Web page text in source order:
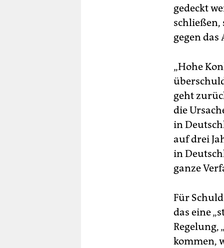
gedeckt
schließen,
gegen
„Hohe
geht
die
in
auf drei
in
ganze
Für
das eine
Regelung,
kommen,